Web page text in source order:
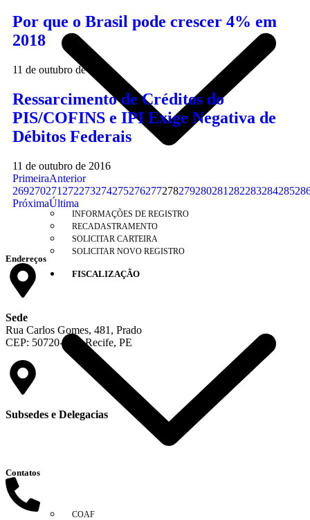
INFORMAÇÕES DE REGISTRO
RECADASTRAMENTO
SOLICITAR CARTEIRA
SOLICITAR NOVO REGISTRO
FISCALIZAÇÃO
COAF
Por que o Brasil pode crescer 4% em
2018
11 de outubro de 2016
Ressarcimento de Créditos do
PIS/COFINS e IPI Exige Negativa de
Débitos Federais
11 de outubro de 2016
PrimeiraAnterior
269270271 272273274275276277278279280281 282283284285
PróximaÚltima
Endereços
Sede
Rua Carlos Gomes, 481, Prado
CEP: 50720-135, Recife, PE
Subsedes e Delegacias
Contatos